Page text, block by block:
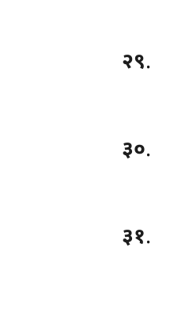
२९.
३०.
३१.